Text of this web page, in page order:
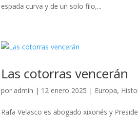
espada curva y de un solo filo,...
Las cotorras vencerán
por admin | 12 enero 2025 | Europa,
Rafa Velasco es abogado xixonés y